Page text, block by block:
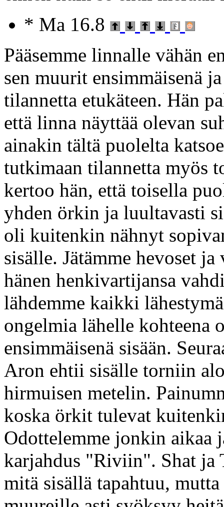
* Ma 16.8
Pääsemme linnalle vähän
sen muurit ensimmäisenä
tilannetta etukäteen. Hän
että linna näyttää olevan
ainakin tältä puolelta
tutkimaan tilannetta myös
kertoo hän, että toisella
yhden örkin ja luultavasti
oli kuitenkin nähnyt
sisälle. Jätämme hevoset
hänen henkivartijansa
lähdemme kaikki
ongelmia lähelle kohteena
ensimmäisenä sisään.
Aron ehtii sisälle torniin
hirmuisen metelin.
koska örkit tulevat
Odottelemme jonkin aikaa
karjahdus "Riviin". Shat ja
mitä sisällä tapahtuu,